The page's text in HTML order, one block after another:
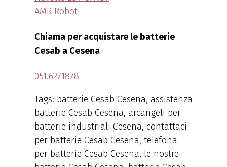
AMR Robot
Chiama per acquistare le batterie
Cesab a Cesena
051.6271878
Tags: batterie Cesab Cesena, assistenza
batterie Cesab Cesena, arcangeli per
batterie industriali Cesena, contattaci
per batterie Cesab Cesena, telefona
per batterie Cesab Cesena, le nostre